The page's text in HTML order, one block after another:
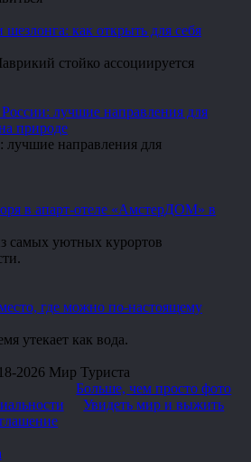
как открыть для себя
стойко ассоциируется
лучшие направления для
природе
направления для
в апарт-отеле «АмстерДОМ» в
самых уютных курортов
где можно по-настоящему
утекает как вода.
2026 Мир Туриста
Больше, чем просто фото
Увидеть мир и выжить